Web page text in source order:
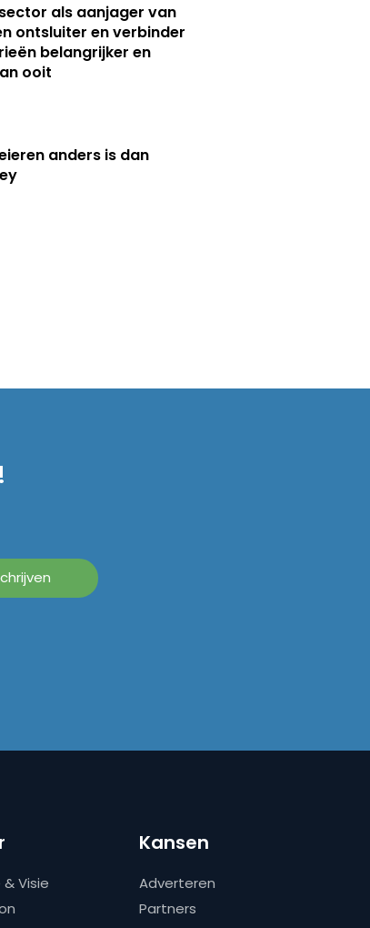
als aanjager van
ontsluiter en verbinder
belangrijker en
ooit
anders is dan
& Visie
Kansen
Adverteren
Partners